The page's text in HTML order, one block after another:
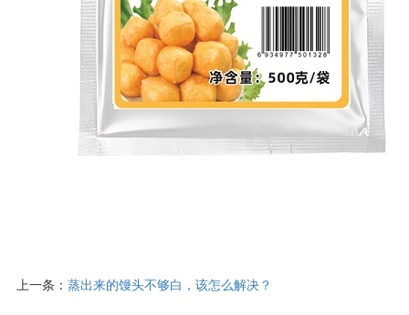
上一条：蒸出来的馒头不够白，该怎么解决？